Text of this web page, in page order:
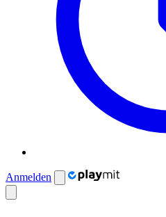
Anmelden